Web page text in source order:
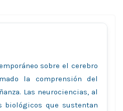
sobre el cerebro
la comprensión del
Las neurociencias, al
biológicos que sustentan